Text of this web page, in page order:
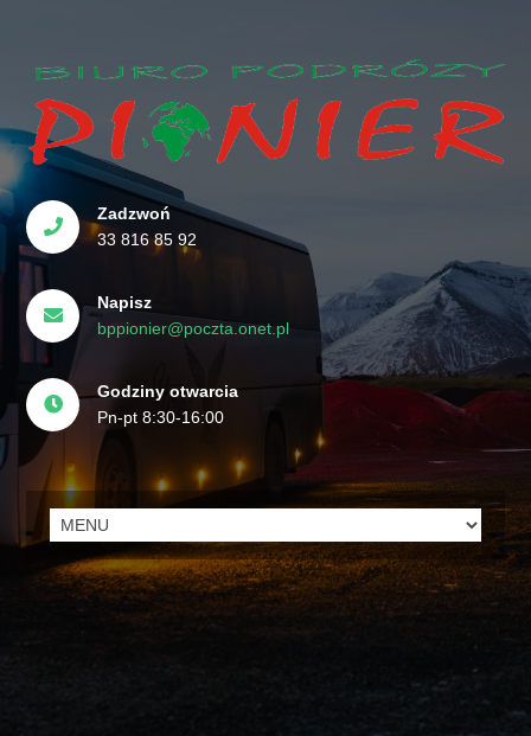
Zadzwoń
33 816 85 92
Napisz
bppionier@poczta.onet.pl
Godziny otwarcia
Pn-pt 8:30-16:00